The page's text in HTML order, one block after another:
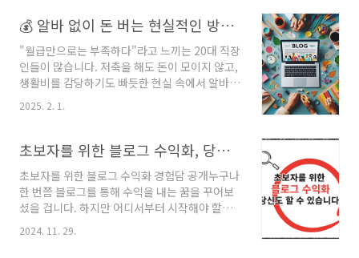
의 수익을 만들어냈습니다.✔️ 자투리 시간을 활..
것입니다.만약 하루 단 1시간만 투자해서 검색 트
을 작성하거나, 제품을 홍보하면 어떨까요? 이것
만 제대로 익혀도 한 달에 수십만 원에서 수백만
원까지 수익을 올릴 수 있습니다. 이 글에서는 키
워드 검색으로 돈 버는 현실적인 방법과 구체적
니 끝까지 읽어보세요!🔑 키워드 검색으로 돈..
💰 알바 없이 돈 버는 현실적인 방법! 20대 직장인 필독 🚀
"월급만으로는 부족하다"라고 느끼는 20대 직장
인들이 많습니다. 저축을 해도 돈이 모이지 않고,
생활비를 감당하기도 빠듯한 현실 속에서 알바
없이도 돈을 벌 수 있는 방법이 있다면 얼마나 좋
을까요? 하지만 현실적으로 직장을 다니면서 부
율적인 방법을 찾는 것이 중요합니다.이 글에서
는 20대 직장인이 실천할 수 있는 현실적인 부수
입 창출 방법을 알려드립니다. 온라인을 활용한
방법부터 자동으로 수익이 발생하는 수동적 소득
(passive income)까지, 실제로 효과를 본 방법
들만 선별했습니다. 또한, 수익을 극대화하는 꿀
2025. 2. 1.
초보자를 위한 블로그 수익화, 당신도 할 수 있습니다!
초보자를 위한 블로그 수익화 경험담 공개누구나
한 번쯤 블로그를 통해 수익을 내는 꿈을 꾸어보
셨을 겁니다. 하지만 어디서부터 시작해야 할지
을 느낄 수 있습니다. 저 역시 처음에는 막연한 호
2024. 11. 29.